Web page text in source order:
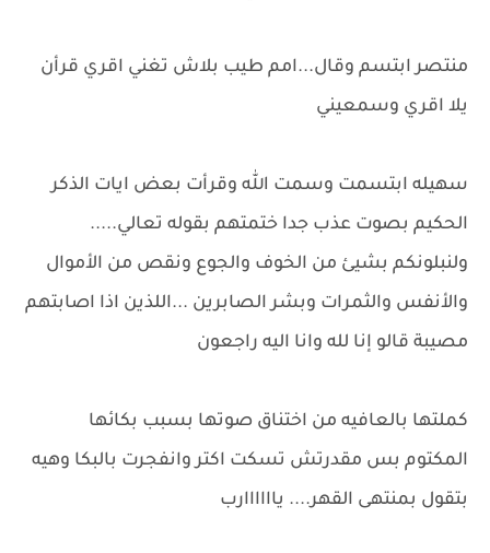
منتصر ابتسم وقال...امم طيب بلاش تغني اقري قرأن
يلا اقري وسمعيني
سهيله ابتسمت وسمت الله وقرأت بعض ايات الذكر
الحكيم بصوت عذب جدا ختمتهم بقوله تعالي.....
ولنبلونكم بشيئ من الخوف والجوع ونقص من الأموال
والأنفس والثمرات وبشر الصابرين ...اللذين اذا اصابتهم
مصيبة قالو إنا لله وانا اليه راجعون
كملتها بالعافيه من اختناق صوتها بسبب بكائها
المكتوم بس مقدرتش تسكت اكتر وانفجرت بالبكا وهيه
بتقول بمنتهى القهر.... ياااااارب